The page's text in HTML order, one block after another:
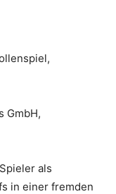
GmbH,
als
in einer fremden